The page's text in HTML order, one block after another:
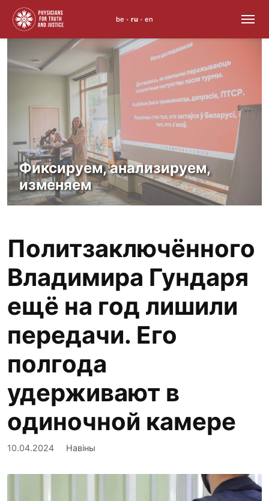
to
content
be • ru • en
Фиксируем, анализируем,
изменяем
Политзаключённого
Владимира Гундаря
ещё на год лишили
передачи. Его
полгода
удерживают в
одиночной камере
10.04.2024 Навіны